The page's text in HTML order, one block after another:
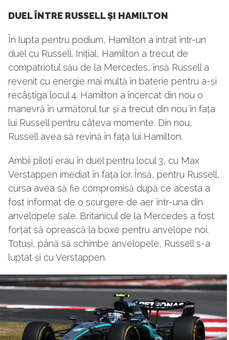
DUEL ÎNTRE RUSSELL ȘI HAMILTON
În lupta pentru podium, Hamilton a intrat într-un
duel cu Russell. Inițial, Hamilton a trecut de
compatriotul său de la Mercedes, însă Russell a
revenit cu energie mai multă în baterie pentru a-și
recâștiga locul 4. Hamilton a încercat din nou o
manevră în următorul tur și a trecut din nou în fața
lui Russell pentru câteva momente. Din nou,
Russell avea să revină în fața lui Hamilton.
Ambii piloți erau în duel pentru locul 3, cu Max
Verstappen imediat în fața lor. Însă, pentru Russell,
cursa avea să fie compromisă după ce acesta a
fost informat de o scurgere de aer într-una din
anvelopele sale. Britanicul de la Mercedes a fost
forțat să oprească la boxe pentru anvelope noi.
Totuși, până să schimbe anvelopele, Russell s-a
luptat și cu Verstappen.